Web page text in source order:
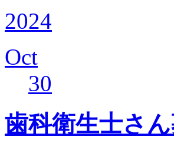
2024
Oct
30
歯科衛生士さ